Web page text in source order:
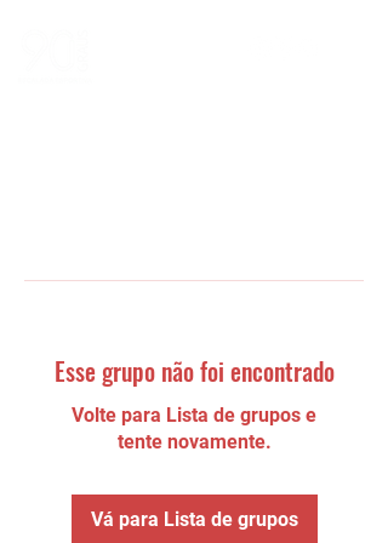
Esse grupo não foi encontrado
Volte para Lista de grupos e
tente novamente.
Vá para Lista de grupos